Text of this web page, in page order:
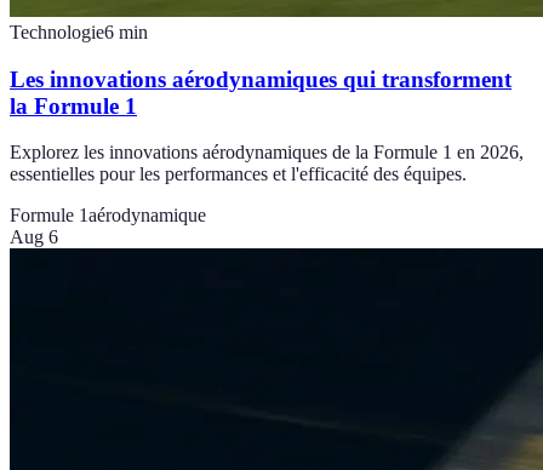
Technologie6 min
Les innovations aérodynamiques qui transforment
la Formule 1
Explorez les innovations aérodynamiques de la Formule 1 en 2026,
essentielles pour les performances et l'efficacité des équipes.
Formule 1aérodynamique
Aug 6